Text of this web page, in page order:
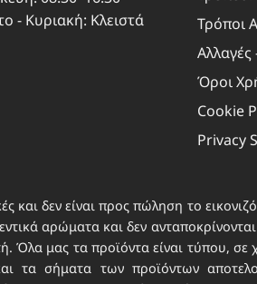
- Κυριακή: Κλειστά
Τρόποι
Αλλαγές
Όροι
Cookie
Privacy
και δεν είναι προς πώληση το
αρώματα και δεν
μας τα προϊόντα είναι τύπου, σε
τα σήματα των προϊόντων